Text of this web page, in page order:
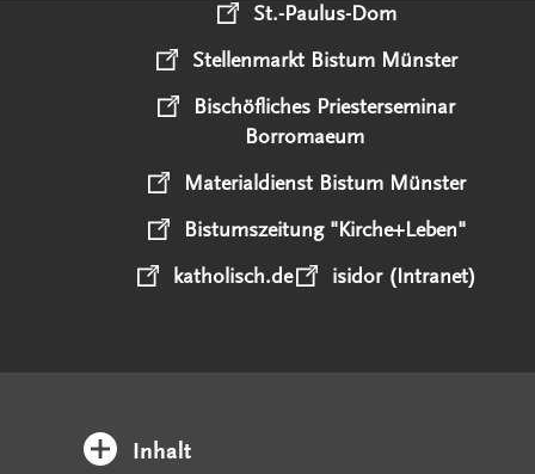
St.-Paulus-Dom
Stellenmarkt Bistum Münster
Bischöfliches Priesterseminar
Borromaeum
Materialdienst Bistum Münster
Bistumszeitung "Kirche+Leben"
katholisch.de
isidor (Intranet)
Inhalt